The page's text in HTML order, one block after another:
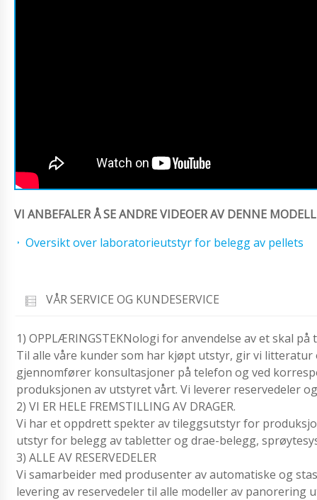
VI ANBEFALER Å SE ANDRE VIDEOER AV DENNE
Oversikt over laboratorieutstyr for belegg av pellets
VÅR SERVICE OG KUNDESERVICE
1) OPPLÆRINGSTEKNologi for anvendelse av et skal
Til alle våre kunder som har kjøpt utstyr, gir vi
gjennomfører konsultasjoner på telefon og ved
produksjonen av utstyret vårt. Vi leverer reservedeler
2) VI ER HELE FREMSTILLING AV DRAGER.
Vi har et oppdrett spekter av tileggsutstyr for
utstyr for belegg av tabletter og drae-belegg,
3) ALLE AV RESERVEDELER
Vi samarbeider med produsenter av automatiske og
levering av reservedeler til alle modeller av panorering